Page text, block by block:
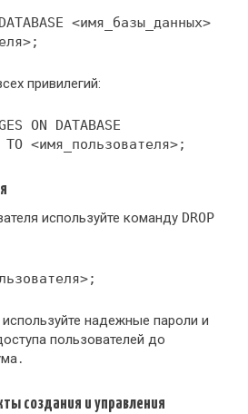
<имя_базы_данных>
привилегий:
ON DATABASE
<имя_пользователя>;
используйте команду DROP
надежные пароли и
пользователей до
создания и управления